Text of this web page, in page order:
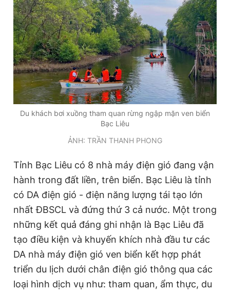
Du khách bơi xuồng tham quan rừng ngập mặn ven biển
Bạc Liêu
ẢNH: TRẦN THANH PHONG
Tỉnh Bạc Liêu có 8 nhà máy điện gió đang vận
hành trong đất liền, trên biển. Bạc Liêu là tỉnh
có DA điện gió - điện năng lượng tái tạo lớn
nhất ĐBSCL và đứng thứ 3 cả nước. Một trong
những kết quả đáng ghi nhận là Bạc Liêu đã
tạo điều kiện và khuyến khích nhà đầu tư các
DA nhà máy điện gió ven biển kết hợp phát
triển du lịch dưới chân điện gió thông qua các
loại hình dịch vụ như: tham quan, ẩm thực, du